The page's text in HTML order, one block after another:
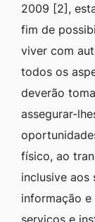
para
o
rodapé
[alt+4]
2009 [2],
fim de
viver com
todos os
deverão
assegurar-
físico, ao
inclusive aos
informação
serviços e